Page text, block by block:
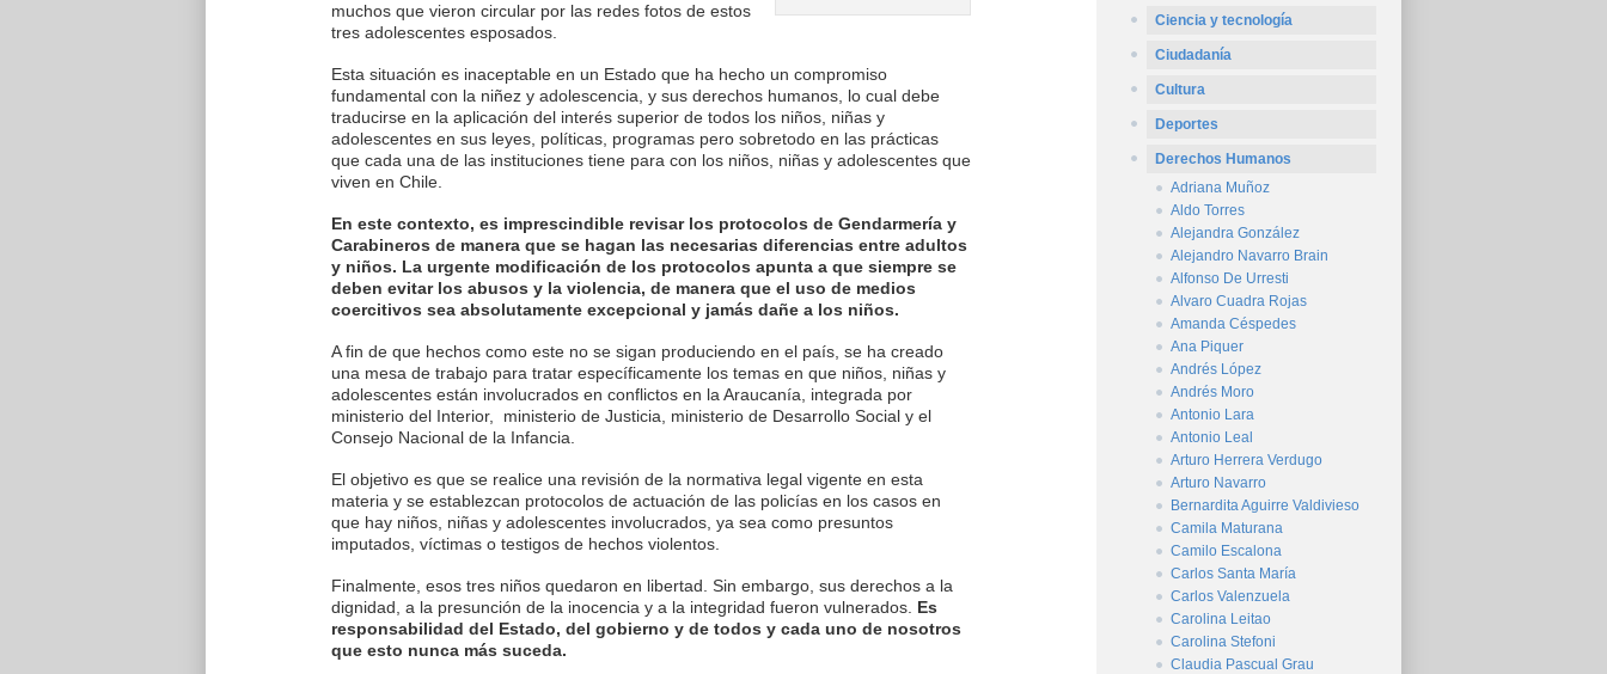
muchos que vieron circular por las redes fotos de estos
tres adolescentes esposados.
Esta situación es inaceptable en un Estado que ha hecho un compromiso
fundamental con la niñez y adolescencia, y sus derechos humanos, lo cual debe
traducirse en la aplicación del interés superior de todos los niños, niñas y
adolescentes en sus leyes, políticas, programas pero sobretodo en las prácticas
que cada una de las instituciones tiene para con los niños, niñas y adolescentes que
viven en Chile.
En este contexto, es imprescindible revisar los protocolos de Gendarmería y
Carabineros de manera que se hagan las necesarias diferencias entre adultos
y niños. La urgente modificación de los protocolos apunta a que siempre se
deben evitar los abusos y la violencia, de manera que el uso de medios
coercitivos sea absolutamente excepcional y jamás dañe a los niños.
A fin de que hechos como este no se sigan produciendo en el país, se ha creado
una mesa de trabajo para tratar específicamente los temas en que niños, niñas y
adolescentes están involucrados en conflictos en la Araucanía, integrada por
ministerio del Interior, ministerio de Justicia, ministerio de Desarrollo Social y el
Consejo Nacional de la Infancia.
El objetivo es que se realice una revisión de la normativa legal vigente en esta
materia y se establezcan protocolos de actuación de las policías en los casos en
que hay niños, niñas y adolescentes involucrados, ya sea como presuntos
imputados, víctimas o testigos de hechos violentos.
Finalmente, esos tres niños quedaron en libertad. Sin embargo, sus derechos a la
dignidad, a la presunción de la inocencia y a la integridad fueron vulnerados. Es
responsabilidad del Estado, del gobierno y de todos y cada uno de nosotros
que esto nunca más suceda.
Ciencia y tecnología
Ciudadanía
Cultura
Deportes
Derechos Humanos
Adriana Muñoz
Aldo Torres
Alejandra González
Alejandro Navarro Brain
Alfonso De Urresti
Alvaro Cuadra Rojas
Amanda Céspedes
Ana Piquer
Andrés López
Andrés Moro
Antonio Lara
Antonio Leal
Arturo Herrera Verdugo
Arturo Navarro
Bernardita Aguirre Valdivieso
Camila Maturana
Camilo Escalona
Carlos Santa María
Carlos Valenzuela
Carolina Leitao
Carolina Stefoni
Claudia Pascual Grau